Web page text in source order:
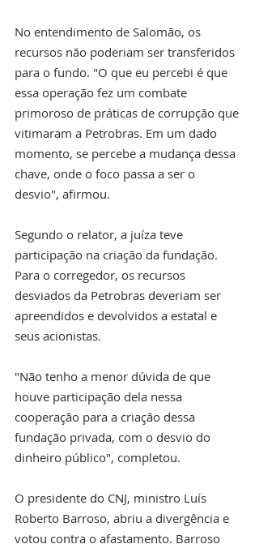
No entendimento de Salomão, os
recursos não poderiam ser transferidos
para o fundo. "O que eu percebi é que
essa operação fez um combate
primoroso de práticas de corrupção que
vitimaram a Petrobras. Em um dado
momento, se percebe a mudança dessa
chave, onde o foco passa a ser o
desvio", afirmou.
Segundo o relator, a juíza teve
participação na criação da fundação.
Para o corregedor, os recursos
desviados da Petrobras deveriam ser
apreendidos e devolvidos a estatal e
seus acionistas.
"Não tenho a menor dúvida de que
houve participação dela nessa
cooperação para a criação dessa
fundação privada, com o desvio do
dinheiro público", completou.
O presidente do CNJ, ministro Luís
Roberto Barroso, abriu a divergência e
votou contra o afastamento. Barroso